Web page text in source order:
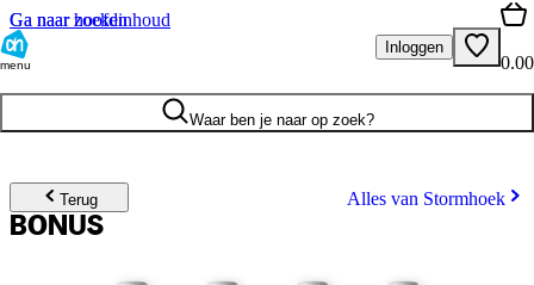
Ga naar hoofdinhoud
Ga naar zoeken
menu
Inloggen
0.00
Waar ben je naar op zoek?
Terug Alles van Stormhoek
BONUS